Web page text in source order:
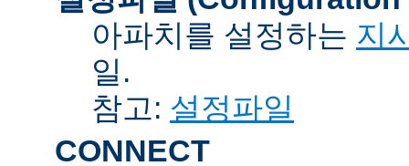
아파치를 설정하는 지
일.
참고: 설정파일
CONNECT